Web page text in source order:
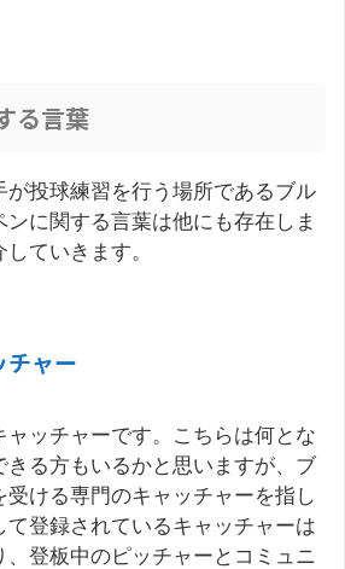
る言葉
が投球練習を行う場所であるブル
に関する言葉は他にも存在しま
ていきます。
チャー
ッチャーです。こちらは何とな
きる方もいるかと思いますが、ブ
受ける専門のキャッチャーを指し
て登録されているキャッチャーは
、登板中のピッチャーとコミュニ